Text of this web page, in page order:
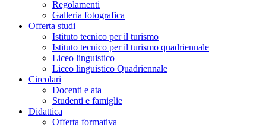
Regolamenti
Galleria fotografica
Offerta studi
Istituto tecnico per il turismo
Istituto tecnico per il turismo quadriennale
Liceo linguistico
Liceo linguistico Quadriennale
Circolari
Docenti e ata
Studenti e famiglie
Didattica
Offerta formativa